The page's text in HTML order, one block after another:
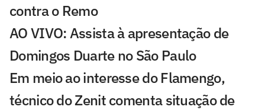
contra o Remo
AO VIVO: Assista à apresentação de
Domingos Duarte no São Paulo
Em meio ao interesse do Flamengo,
técnico do Zenit comenta situação de